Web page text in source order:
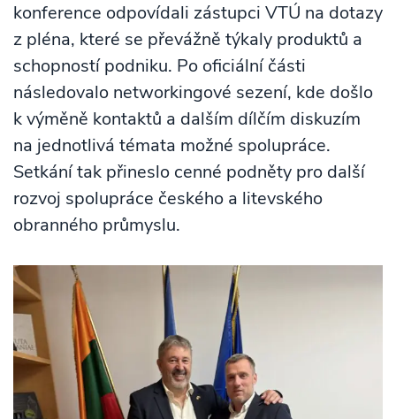
konference odpovídali zástupci VTÚ na dotazy
z pléna, které se převážně týkaly produktů a
schopností podniku. Po oficiální části
následovalo networkingové sezení, kde došlo
k výměně kontaktů a dalším dílčím diskuzím
na jednotlivá témata možné spolupráce.
Setkání tak přineslo cenné podněty pro další
rozvoj spolupráce českého a litevského
obranného průmyslu.